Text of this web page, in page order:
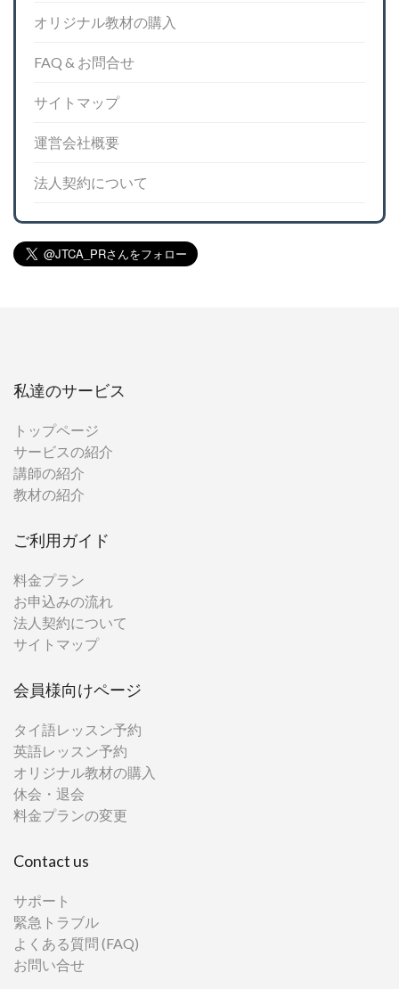
オリジナル教材の購入
FAQ & お問合せ
サイトマップ
運営会社概要
法人契約について
私達のサービス
トップページ
サービスの紹介
講師の紹介
教材の紹介
ご利用ガイド
料金プラン
お申込みの流れ
法人契約について
サイトマップ
会員様向けページ
タイ語レッスン予約
英語レッスン予約
オリジナル教材の購入
休会・退会
料金プランの変更
Contact us
サポート
緊急トラブル
よくある質問 (FAQ)
お問い合せ